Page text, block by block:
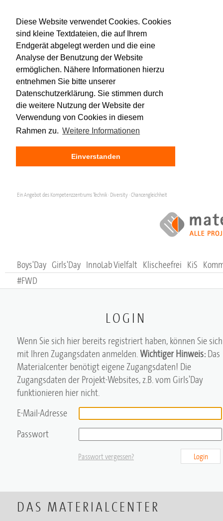
Diese Website verwendet Cookies. Cookies
sind kleine Textdateien, die auf Ihrem
Endgerät abgelegt werden und die eine
Analyse der Benutzung der Website
ermöglichen. Nähere Informationen hierzu
entnehmen Sie bitte unserer
Datenschutzerklärung. Sie stimmen durch
die weitere Nutzung der Website der
Verwendung von Cookies in diesem
Rahmen zu. Weitere Informationen
Einverstanden
Ein Angebot des Kompetenzzentrums Technik · Diversity · Chancengleichheit
Boys'Day Girls'Day InnoLab Vielfalt Klischeefrei KiS
#FWD
LOGIN
Wenn Sie sich hier bereits registriert haben, können Sie sich
mit Ihren Zugangsdaten anmelden. Wichtiger Hinweis: Das
Materialcenter benötigt eigene Zugangsdaten! Die
Zugangsdaten der Projekt-Websites, z.B. vom Girls'Day
funktionieren hier nicht.
E-Mail-Adresse
Passwort
Passwort vergessen? Login
DAS MATERIALCENTER